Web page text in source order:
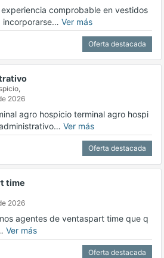
comprobable en vestidos
incorporarse… Ver más
Oferta destacada
2026
agro hospicio terminal agro hospi
Ver más
Oferta destacada
time
2026
agentes de ventaspart time que q
Ver más
Oferta destacada